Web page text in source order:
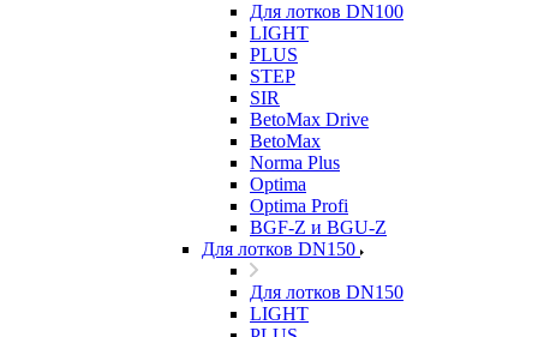
Для лотков DN100
LIGHT
PLUS
STEP
SIR
BetoMax Drive
BetoMax
Norma Plus
Optima
Optima Profi
BGF-Z и BGU-Z
Для лотков DN150
Для лотков DN150
LIGHT